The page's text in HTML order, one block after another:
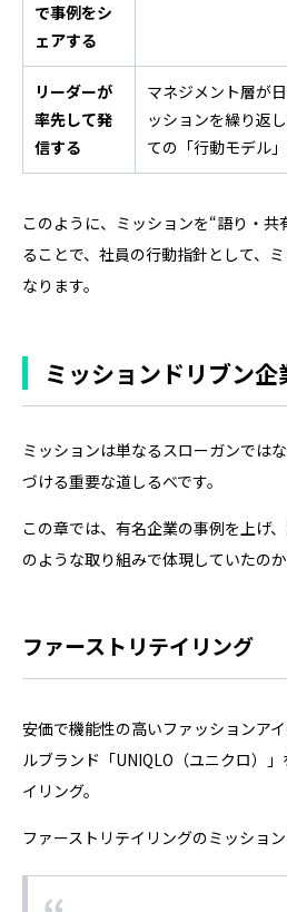
で事例をシ
ェアする
リーダーが
率先して発
信する
マネジメント層が
ッションを繰り返
ての「行動モデル」
このように、ミッションを“語り・共
ることで、社員の行動指針として、
なります。
ミッションドリブン
ミッションは単なるスローガンでは
づける重要な道しるべです。
この章では、有名企業の事例を上げ
のような取り組みで体現していたのか
ファーストリテイリング
安価で機能性の高いファッションア
ルブランド「UNIQLO（ユニクロ）
イリング。
ファーストリテイリングのミッショ